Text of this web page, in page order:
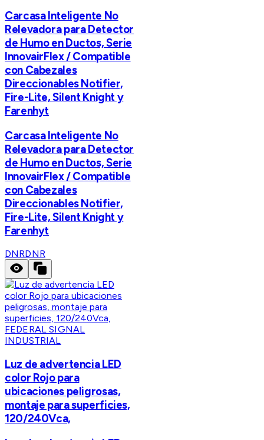
Carcasa Inteligente No
Relevadora para Detector
de Humo en Ductos, Serie
InnovairFlex / Compatible
con Cabezales
Direccionables Notifier,
Fire-Lite, Silent Knight y
Farenhyt
Carcasa Inteligente No
Relevadora para Detector
de Humo en Ductos, Serie
InnovairFlex / Compatible
con Cabezales
Direccionables Notifier,
Fire-Lite, Silent Knight y
Farenhyt
DNRDNR
FEDERAL SIGNAL
INDUSTRIAL
Luz de advertencia LED
color Rojo para
ubicaciones peligrosas,
montaje para superficies,
120/240Vca,